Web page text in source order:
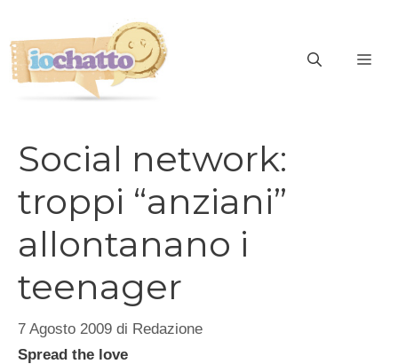
contenuto
Social network:
troppi “anziani”
allontanano i
teenager
7 Agosto 2009 di Redazione
Spread the love